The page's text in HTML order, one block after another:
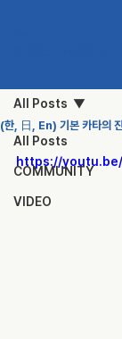
All Posts
COMMUNITY
VIDEO
All Posts
(한, 日, En) 기본 카타의
https://youtu.be/